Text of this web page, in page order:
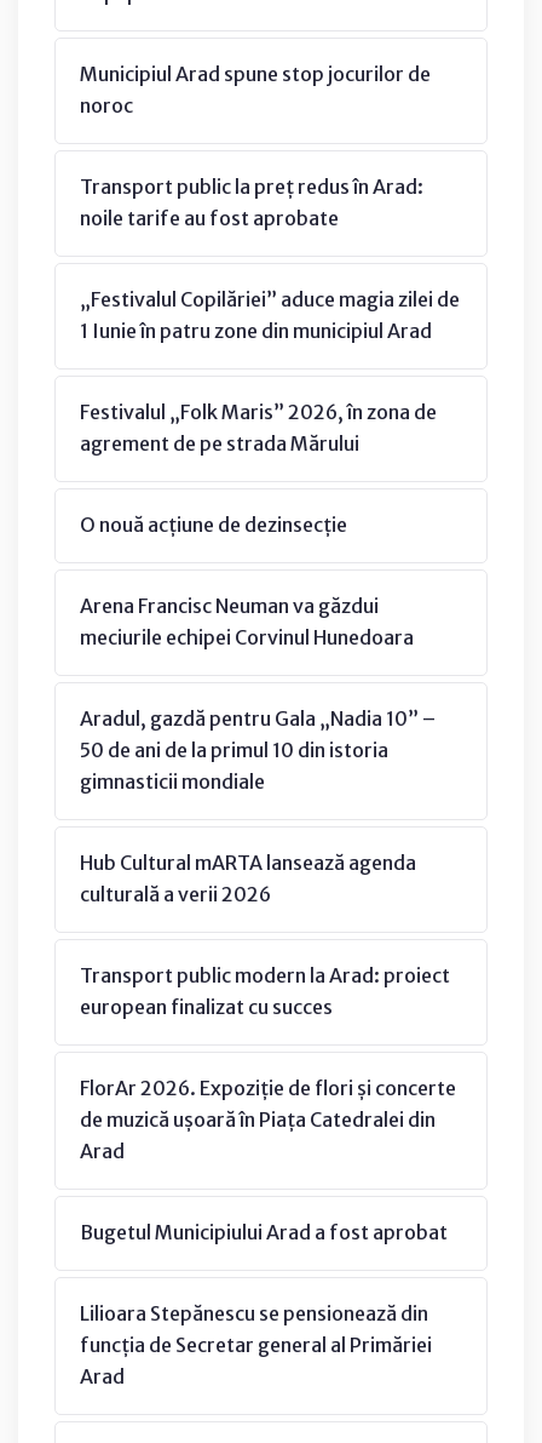
Municipiul Arad spune stop jocurilor de
noroc
Transport public la preț redus în Arad:
noile tarife au fost aprobate
„Festivalul Copilăriei” aduce magia zilei de
1 Iunie în patru zone din municipiul Arad
Festivalul „Folk Maris” 2026, în zona de
agrement de pe strada Mărului
O nouă acțiune de dezinsecție
Arena Francisc Neuman va găzdui
meciurile echipei Corvinul Hunedoara
Aradul, gazdă pentru Gala „Nadia 10” –
50 de ani de la primul 10 din istoria
gimnasticii mondiale
Hub Cultural mARTA lansează agenda
culturală a verii 2026
Transport public modern la Arad: proiect
european finalizat cu succes
FlorAr 2026. Expoziție de flori și concerte
de muzică ușoară în Piața Catedralei din
Arad
Bugetul Municipiului Arad a fost aprobat
Lilioara Stepănescu se pensionează din
funcția de Secretar general al Primăriei
Arad